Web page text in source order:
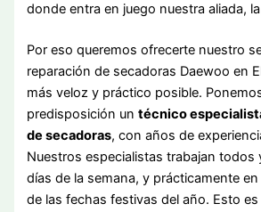
donde entra en juego nuestra aliada,
Por eso queremos ofrecerte nuestro
reparación de secadoras Daewoo en
más veloz y práctico posible.
predisposición untécnico
de secadoras, con años de
Nuestros especialistas trabajan todos
días de la semana, y prácticamente
de las fechas festivas del año. Esto